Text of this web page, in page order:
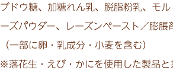
ブドウ糖、加糖れん乳、脱脂粉乳、モ
ーズパウダー、レーズンペースト／膨脹
（一部に卵・乳成分・小麦を含む）
※落花生・えび・かにを使用した製品と